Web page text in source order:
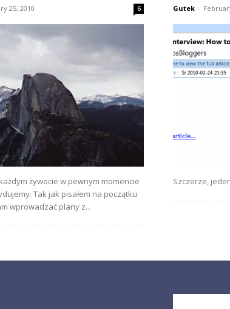
25, 2010 6
żywocie w pewnym momencie
Tak jak pisałem na początku
wprowadzać plany z...
Gutek -
Szczerze,